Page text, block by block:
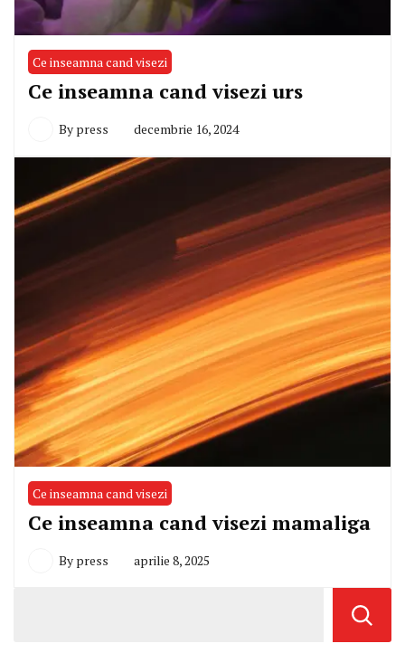
Ce inseamna cand visezi
Ce inseamna cand visezi urs
By press decembrie 16, 2024
Ce inseamna cand visezi
Ce inseamna cand visezi mamaliga
By press aprilie 8, 2025